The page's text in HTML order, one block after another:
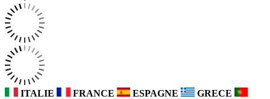
ITALIE FRANCE ESPAGNE
GRECE